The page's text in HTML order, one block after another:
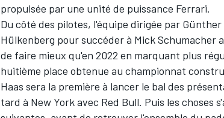
propulsée par une unité de puissance Ferrari.
Du côté des pilotes, l'équipe dirigée par
Hülkenberg pour succéder à Mick Schumacher
de faire mieux qu'en 2022 en marquant plus
huitième place obtenue au championnat
Haas sera la première à lancer le bal des
tard à New York avec Red Bull. Puis les choses